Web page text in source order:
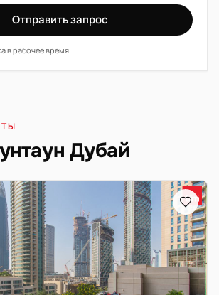
Отправить запрос
в рабочее время.
Дубай